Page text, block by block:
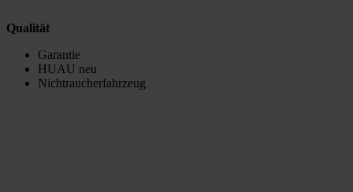
Qualität
Garantie
HUAU neu
Nichtraucherfahrzeug